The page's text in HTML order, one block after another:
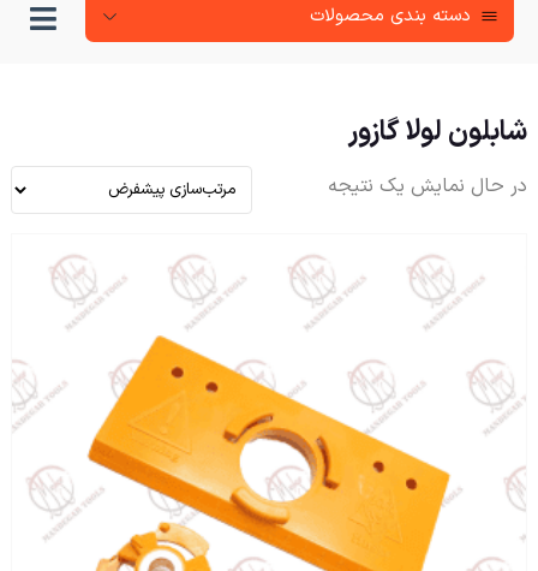
دسته‌ بندی محصولات
شابلون لولا گازور
در حال نمایش یک نتیجه